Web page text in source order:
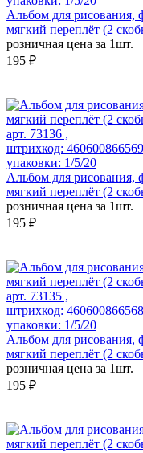
Альбом для рисования,
мягкий переплёт (2
розничная цена за 1шт.
195 ₽
арт. 73136 ,
штрихкод:
упаковки: 1/5/20
Альбом для рисования,
мягкий переплёт (2
розничная цена за 1шт.
195 ₽
арт. 73135 ,
штрихкод:
упаковки: 1/5/20
Альбом для рисования,
мягкий переплёт (2
розничная цена за 1шт.
195 ₽